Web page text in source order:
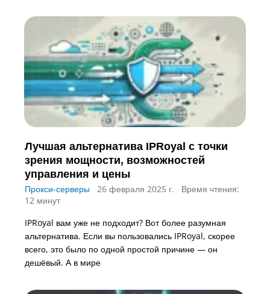
Лучшая альтернатива IPRoyal с точки
зрения мощности, возможностей
управления и цены
Прокси-серверы 26 февраля 2025 г.
Время чтения:
12 минут
IPRoyal вам уже не подходит? Вот более разумная
альтернатива. Если вы пользовались IPRoyal, скорее
всего, это было по одной простой причине — он
дешёвый. А в мире